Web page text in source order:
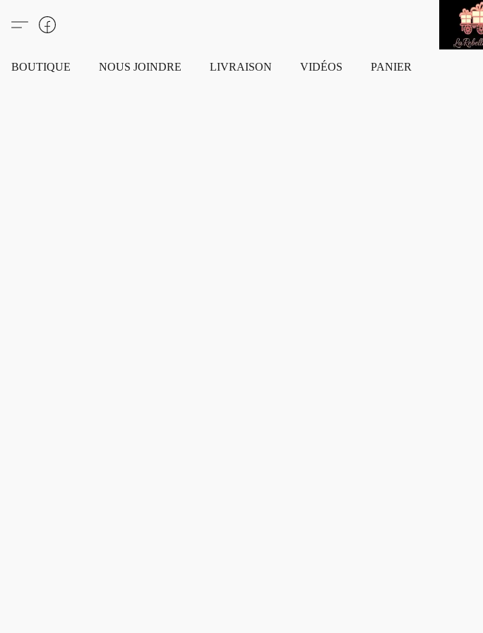
BOUTIQUE NOUS JOINDRE LIVRAISON VIDÉOS PANIER